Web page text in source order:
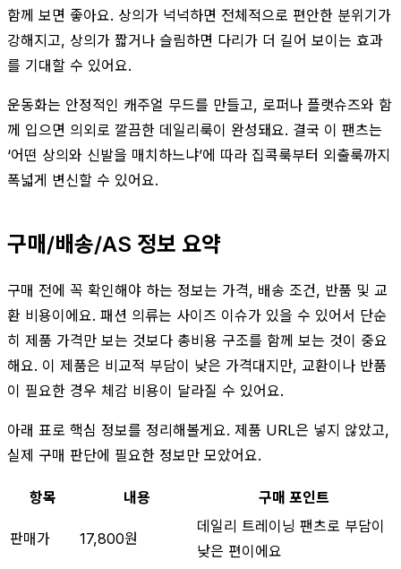
함께 보면 좋아요. 상의가 넉넉하면 전체적으로 편안한 분위기가
강해지고, 상의가 짧거나 슬림하면 다리가 더 길어 보이는 효과
를 기대할 수 있어요.
운동화는 안정적인 캐주얼 무드를 만들고, 로퍼나 플랫슈즈와 함
께 입으면 의외로 깔끔한 데일리룩이 완성돼요. 결국 이 팬츠는
‘어떤 상의와 신발을 매치하느냐’에 따라 집콕룩부터 외출룩까지
폭넓게 변신할 수 있어요.
구매/배송/AS 정보 요약
구매 전에 꼭 확인해야 하는 정보는 가격, 배송 조건, 반품 및 교
환 비용이에요. 패션 의류는 사이즈 이슈가 있을 수 있어서 단순
히 제품 가격만 보는 것보다 총비용 구조를 함께 보는 것이 중요
해요. 이 제품은 비교적 부담이 낮은 가격대지만, 교환이나 반품
이 필요한 경우 체감 비용이 달라질 수 있어요.
아래 표로 핵심 정보를 정리해볼게요. 제품 URL은 넣지 않았고,
실제 구매 판단에 필요한 정보만 모았어요.
항목 내용 구매 포인트
판매가 17,800원
데일리 트레이닝 팬츠로 부담이
낮은 편이에요